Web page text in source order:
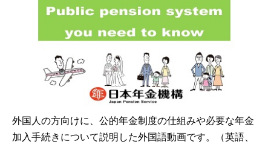
外国人の方向けに、公的年金制度の仕組みや必要な年金
加入手続きについて説明した外国語動画です。（英語、